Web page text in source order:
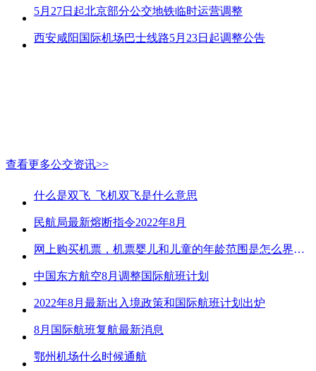
5月27日起北京部分公交地铁临时运营调整
西安咸阳国际机场巴士线路5月23日起调整公告
查看更多公交资讯>>
什么是双飞_飞机双飞是什么意思
民航局最新熔断指令2022年8月
网上购买机票，机票婴儿和儿童的年龄范围是怎么界定的？
中国东方航空8月调整国际航班计划
2022年8月最新出入境政策和国际航班计划出炉
8月国际航班复航最新消息
鄂州机场什么时候通航